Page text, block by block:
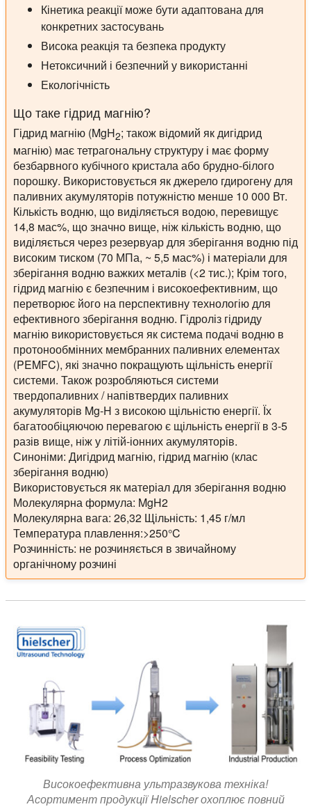
Кінетика реакції може бути адаптована для
конкретних застосувань
Висока реакція та безпека продукту
Нетоксичний і безпечний у використанні
Екологічність
Що таке гідрид магнію?
Гідрид магнію (MgH2; також відомий як дигідрид
магнію) має тетрагональну структуру і має форму
безбарвного кубічного кристала або брудно-білого
порошку. Використовується як джерело гдирогену для
паливних акумуляторів потужністю менше 10 000 Вт.
Кількість водню, що виділяється водою, перевищує
14,8 мас%, що значно вище, ніж кількість водню, що
виділяється через резервуар для зберігання водню під
високим тиском (70 МПа, ~ 5,5 мас%) і матеріали для
зберігання водню важких металів (<2 тис.); Крім того,
гідрид магнію є безпечним і високоефективним, що
перетворює його на перспективну технологію для
ефективного зберігання водню. Гідроліз гідриду
магнію використовується як система подачі водню в
протонообмінних мембранних паливних елементах
(PEMFC), які значно покращують щільність енергії
системи. Також розробляються системи
твердопаливних / напівтвердих паливних
акумуляторів Mg-H з високою щільністю енергії. Їх
багатообіцяючою перевагою є щільність енергії в 3-5
разів вище, ніж у літій-іонних акумуляторів.
Синоніми: Дигідрид магнію, гідрид магнію (клас
зберігання водню)
Використовується як матеріал для зберігання водню
Молекулярна формула: MgH2
Молекулярна вага: 26,32 Щільність: 1,45 г/мл
Температура плавлення:>250°C
Розчинність: не розчиняється в звичайному
органічному розчині
Високоефективна ультразвукова техніка!
Асортимент продукції Hielscher охоплює повний